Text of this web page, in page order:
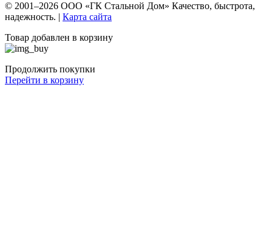
© 2001–2026 ООО «ГК Стальной Дом» Качество, быстрота,
надежность. | Карта сайта
Товар добавлен в корзину
Продолжить покупки
Перейти в корзину